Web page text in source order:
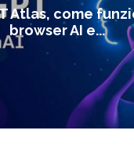
Atlas, come
browser AI e...